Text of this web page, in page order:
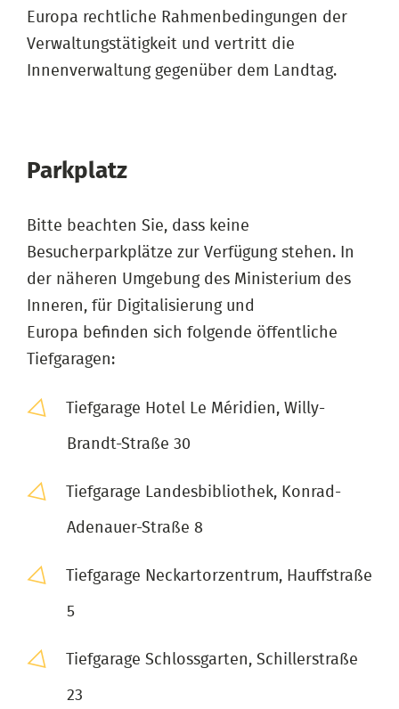
Europa rechtliche Rahmenbedingungen der
Verwaltungstätigkeit und vertritt die
Innenverwaltung gegenüber dem Landtag.
Parkplatz
Bitte beachten Sie, dass keine
Besucherparkplätze zur Verfügung stehen. In
der näheren Umgebung des Ministerium des
Inneren, für Digitalisierung und
Europa befinden sich folgende öffentliche
Tiefgaragen:
Tiefgarage Hotel Le Méridien, Willy-
Brandt-Straße 30
Tiefgarage Landesbibliothek, Konrad-
Adenauer-Straße 8
Tiefgarage Neckartorzentrum, Hauffstraße
5
Tiefgarage Schlossgarten, Schillerstraße
23